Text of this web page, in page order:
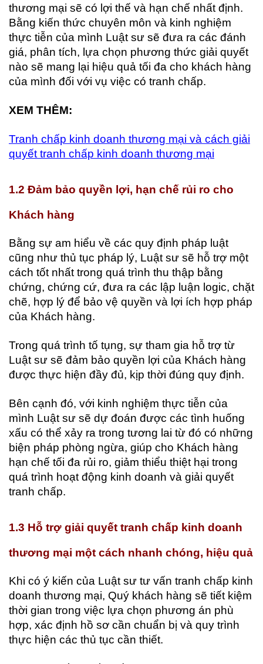
thương mại sẽ có lợi thế và hạn chế nhất định.
Bằng kiến thức chuyên môn và kinh nghiệm
thực tiễn của mình Luật sư sẽ đưa ra các đánh
giá, phân tích, lựa chọn phương thức giải quyết
nào sẽ mang lại hiệu quả tối đa cho khách hàng
của mình đối với vụ việc có tranh chấp.
XEM THÊM:
Tranh chấp kinh doanh thương mại và cách giải
quyết tranh chấp kinh doanh thương mại
1.2 Đảm bảo quyền lợi, hạn chế rủi ro cho
Khách hàng
Bằng sự am hiểu về các quy định pháp luật
cũng như thủ tục pháp lý, Luật sư sẽ hỗ trợ một
cách tốt nhất trong quá trình thu thập bằng
chứng, chứng cứ, đưa ra các lập luận logic, chặt
chẽ, hợp lý để bảo vệ quyền và lợi ích hợp pháp
của Khách hàng.
Trong quá trình tố tụng, sự tham gia hỗ trợ từ
Luật sư sẽ đảm bảo quyền lợi của Khách hàng
được thực hiện đầy đủ, kịp thời đúng quy định.
Bên cạnh đó, với kinh nghiệm thực tiễn của
mình Luật sư sẽ dự đoán được các tình huống
xấu có thể xảy ra trong tương lai từ đó có những
biện pháp phòng ngừa, giúp cho Khách hàng
hạn chế tối đa rủi ro, giảm thiểu thiệt hại trong
quá trình hoạt động kinh doanh và giải quyết
tranh chấp.
1.3 Hỗ trợ giải quyết tranh chấp kinh doanh
thương mại một cách nhanh chóng, hiệu quả
Khi có ý kiến của Luật sư tư vấn tranh chấp kinh
doanh thương mại, Quý khách hàng sẽ tiết kiệm
thời gian trong việc lựa chọn phương án phù
hợp, xác định hồ sơ cần chuẩn bị và quy trình
thực hiện các thủ tục cần thiết.